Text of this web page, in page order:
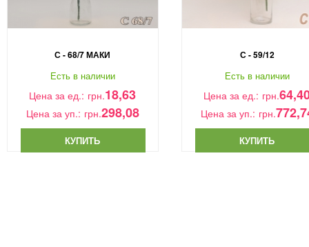
С - 68/7 МАКИ
Есть в наличии
Цена за ед.: грн.18,63
Цена за уп.: грн.298,08
КУПИТЬ
С - 59/12
Есть в наличии
Цена за ед.: грн.
Цена за уп.: грн.
КУПИТЬ